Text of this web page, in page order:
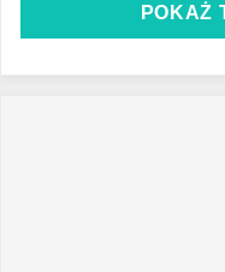
POKAŻ